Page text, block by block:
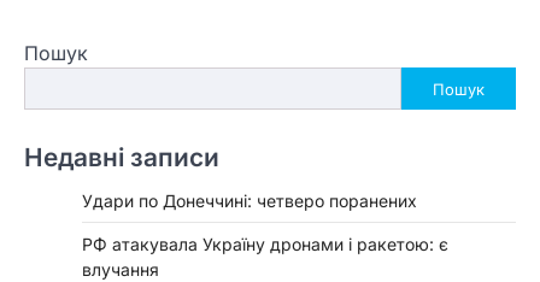
Пошук
Пошук
Недавні записи
Удари по Донеччині: четверо поранених
РФ атакувала Україну дронами і ракетою: є
влучання